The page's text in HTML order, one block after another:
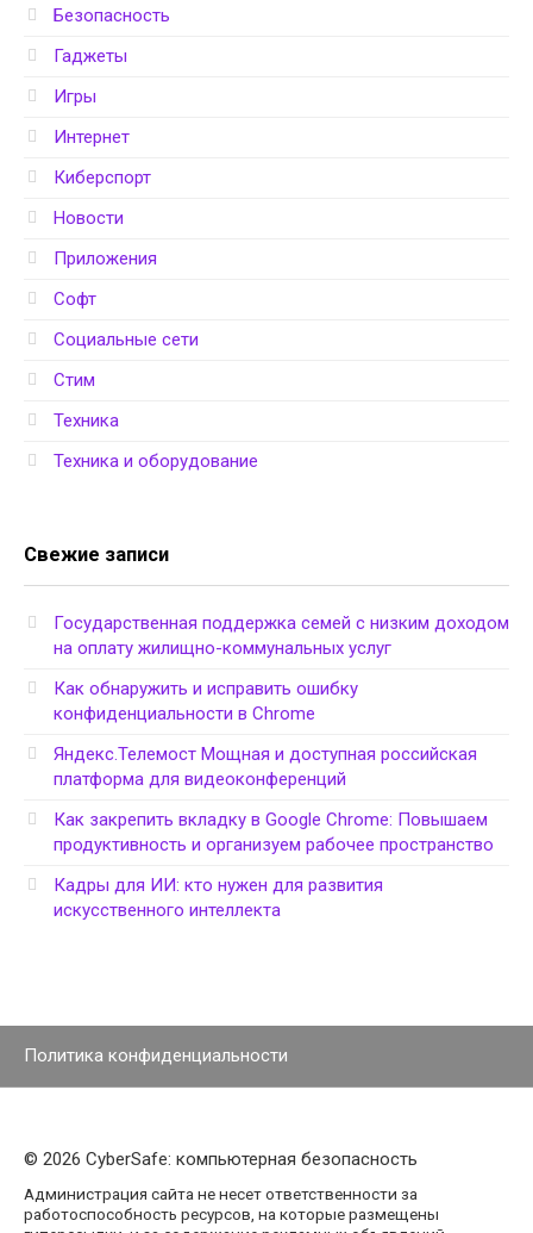
Безопасность
Гаджеты
Игры
Интернет
Киберспорт
Новости
Приложения
Софт
Социальные сети
Стим
Техника
Техника и оборудование
Свежие записи
Государственная поддержка семей с низким доходом
на оплату жилищно-коммунальных услуг
Как обнаружить и исправить ошибку
конфиденциальности в Chrome
Яндекс.Телемост Мощная и доступная российская
платформа для видеоконференций
Как закрепить вкладку в Google Chrome: Повышаем
продуктивность и организуем рабочее пространство
Кадры для ИИ: кто нужен для развития
искусственного интеллекта
Политика конфиденциальности
© 2026 CyberSafe: компьютерная безопасность
Администрация сайта не несет ответственности за
работоспособность ресурсов, на которые размещены